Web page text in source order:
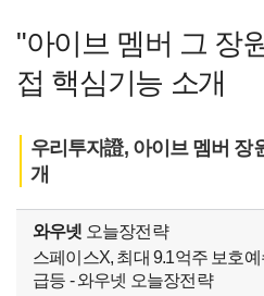
"아이브 멤버 그 장
접 핵심기능 소개
우리투자證, 아이브 멤버 장
개
와우넷 오늘장전략
스페이스X, 최대 9.1억주 보호
급등 - 와우넷 오늘장전략